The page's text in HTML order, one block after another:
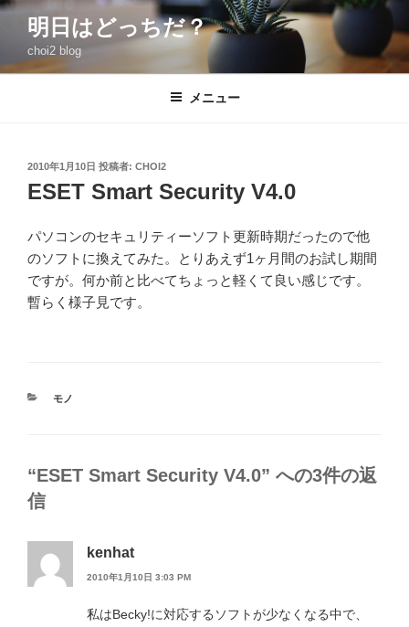
コ
ン
明日はどっちだ？
choi2 blog
メニュー
投
稿
日:
2010年1月10日 投稿者: CHOI2
ESET Smart Security V4.0
パソコンのセキュリティーソフト更新時期だったので他
のソフトに換えてみた。とりあえず1ヶ月間のお試し期間
ですが。何か前と比べてちょっと軽くて良い感じです。
暫らく様子見です。
カ
モノ
“ESET Smart Security V4.0” への3件の返
信
kenhat
2010年1月10日 3:03 PM
私はBecky!に対応するソフトが少なくなる中で、